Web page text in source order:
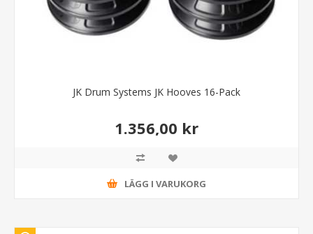
JK Drum Systems JK Hooves 16-Pack
1.356,00 kr
LÄGG I VARUKORG